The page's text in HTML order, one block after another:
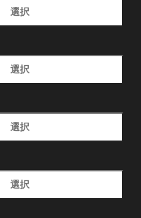
選択
選択
選択
選択